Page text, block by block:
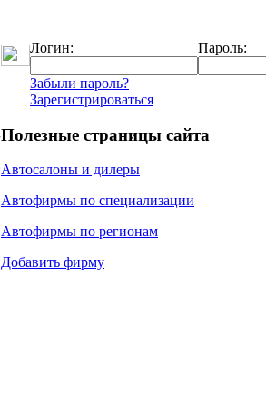
Логин: Пароль:
Забыли пароль?
Зарегистрироваться
Полезные страницы сайта
Автосалоны и дилеры
Автофирмы по специализации
Автофирмы по регионам
Добавить фирму